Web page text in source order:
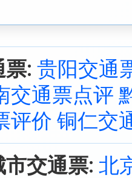
票: 贵阳交通
交通票点评
评价 铜仁交
交通票: 北